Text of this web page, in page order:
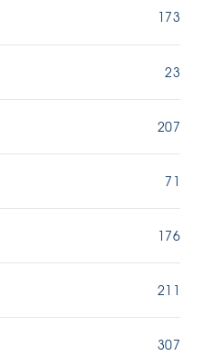
173
23
207
71
176
211
307